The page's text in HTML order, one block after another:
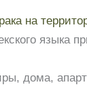
на
языка
дома,